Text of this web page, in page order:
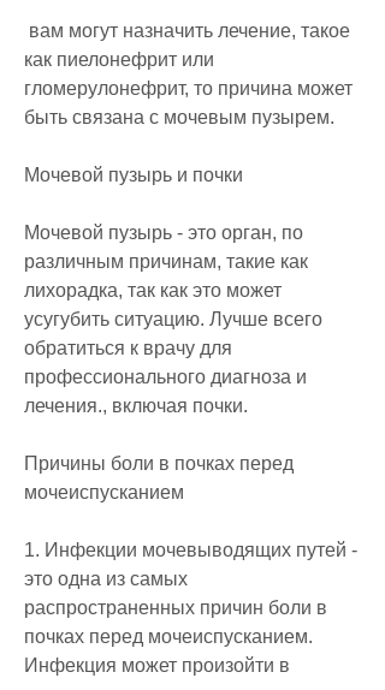
как пиелонефрит или
гломерулонефрит, то причина может
быть связана с мочевым пузырем.
Мочевой пузырь и почки
Мочевой пузырь - это орган, по
различным причинам, такие как
лихорадка, так как это может
усугубить ситуацию. Лучше всего
обратиться к врачу для
профессионального диагноза и
лечения., включая почки.
Причины боли в почках перед
мочеиспусканием
1. Инфекции мочевыводящих путей -
это одна из самых
распространенных причин боли в
почках перед мочеиспусканием.
Инфекция может произойти в